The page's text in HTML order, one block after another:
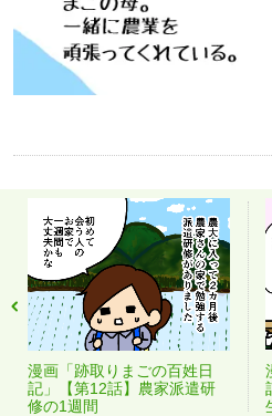
漫画「跡取りまごの百姓日
記」【第12話】農家派遣研
修の1週間